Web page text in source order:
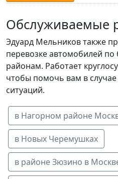
Обслуживаемые
Эдуард Мельников также
перевозке автомобилей
районам. Работает
чтобы помочь вам в
ситуаций.
в Нагорном районе
в Новых Черемушках
в районе Зюзино в